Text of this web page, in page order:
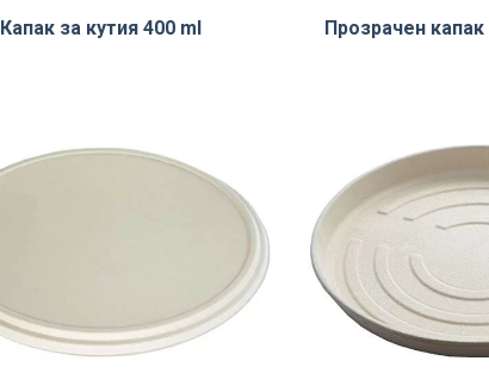
Капак за кутия 400 ml Прозрачен капак